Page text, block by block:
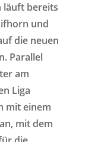
läuft bereits
und
die neuen
Parallel
am
Liga
mit einem
mit dem